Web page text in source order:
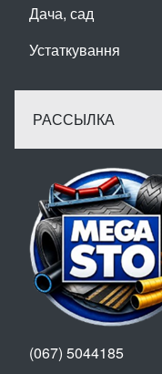
Дача, сад
Устаткування
РАССЫЛКА
(067) 5044185